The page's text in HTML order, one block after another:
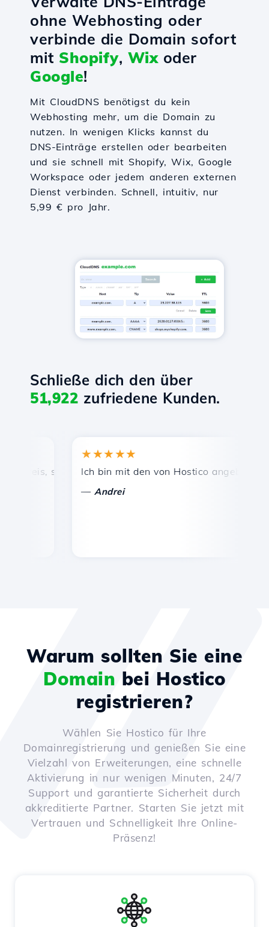
ohne Webhosting oder
verbinde die Domain sofort
mit Shopify, Wixoder
Google!
Mit CloudDNS benötigst du kein
Webhosting mehr, um die Domain zu
nutzen. In wenigen Klicks kannst du
DNS-Einträge erstellen oder bearbeiten
und sie schnell mit Shopify, Wix, Google
Workspace oder jedem anderen externen
Dienst verbinden. Schnell, intuitiv, nur
5,99 € pro Jahr.
Schließe dich den über
51,922 zufriedene Kunden.
schnelle und effiziente technische Unterstützung.
★★★★★
Ich bin mit den von Hostico angebotenen
Andrei
Warum sollten Sie eine
Domain bei Hostico
registrieren?
Wählen Sie Hostico für Ihre
Domainregistrierung und genießen Sie eine
Vielzahl von Erweiterungen, eine schnelle
Aktivierung in nur wenigen Minuten, 24/7
Support und garantierte Sicherheit durch
akkreditierte Partner. Starten Sie jetzt mit
Vertrauen und Schnelligkeit Ihre Online-
Präsenz!